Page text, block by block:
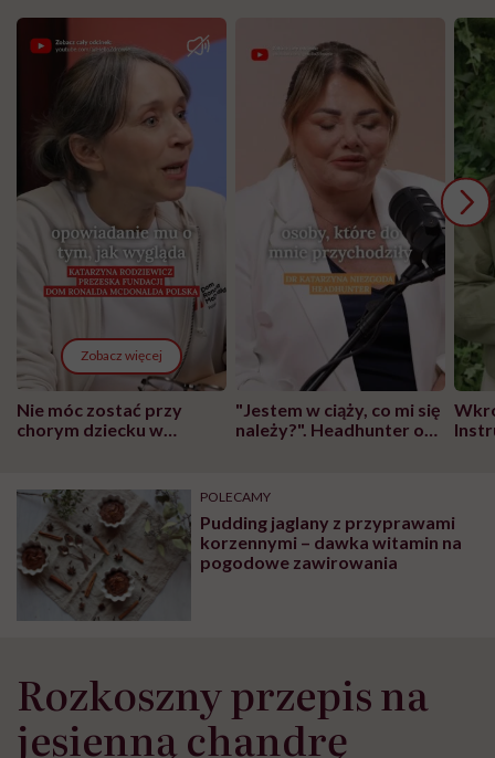
Zobacz więcej
Nie móc zostać przy
chorym dziecku w
może chyba tylko
głupota i brak
wyobraźni"
"Jestem w ciąży, co mi się
należy?". Headhunter o
pracy
POLECAMY
Pudding jaglany z przyprawami
korzennymi – dawka witamin na
pogodowe zawirowania
Rozkoszny przepis na
jesienną chandrę